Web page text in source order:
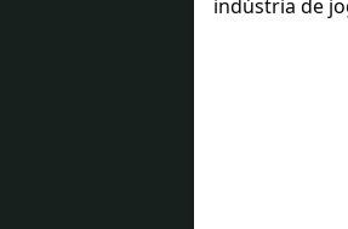
indústria de